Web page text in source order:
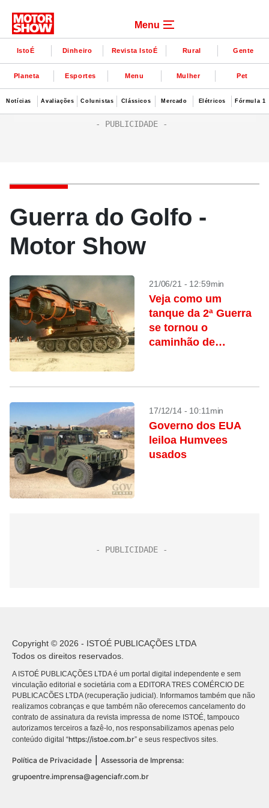
Menu
IstoÉ Dinheiro Revista IstoÉ Rural Gente
Planeta Esportes Menu Mulher Pet
Notícias Avaliações Colunistas Clássicos Mercado Elétricos Fórmula 1
Guerra do Golfo -
Motor Show
21/06/21 - 12:59min
Veja como um
tanque da 2ª Guerra
se tornou o
caminhão de
17/12/14 - 10:11min
Governo dos EUA
leiloa Humvees
usados
Copyright © 2026 - ISTOÉ PUBLICAÇÕES LTDA
Todos os direitos reservados.
A ISTOÉ PUBLICAÇÕES LTDA é um portal digital independente e sem
vinculação editorial e societária com a EDITORA TRES COMÉRCIO DE
PUBLICACÕES LTDA (recuperação judicial). Informamos também que não
realizamos cobranças e que também não oferecemos cancelamento do
contrato de assinatura da revista impressa de nome ISTOÉ, tampouco
autorizamos terceiros a fazê-lo, nos responsabilizamos apenas pelo
conteúdo digital “https://istoe.com.br” e seus respectivos sites.
Política de Privacidade
Assessoria de Imprensa:
grupoentre.imprensa@agenciafr.com.br